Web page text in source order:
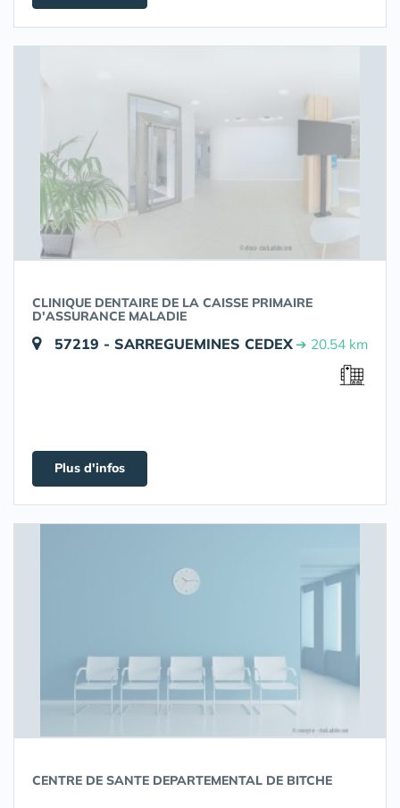
CLINIQUE DENTAIRE DE LA CAISSE PRIMAIRE
D'ASSURANCE MALADIE
57219 - SARREGUEMINES CEDEX➔ 20.54 km
Plus d'infos
CENTRE DE SANTE DEPARTEMENTAL DE BITCHE